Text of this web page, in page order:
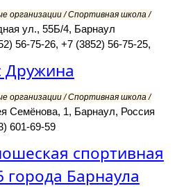
организации / Спортивная школа /
ул., 55Б/4, Барнаул
56-75-26, +7 (3852) 56-75-25,
Дружина
организации / Спортивная школа /
Семёнова, 1, Барнаул, Россия
601-69-59
спортивная
Барнаула